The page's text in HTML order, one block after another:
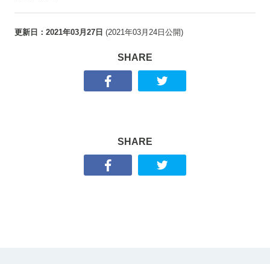
更新日： 2021年03月27日 (2021年03月24日 公開)
SHARE
SHARE